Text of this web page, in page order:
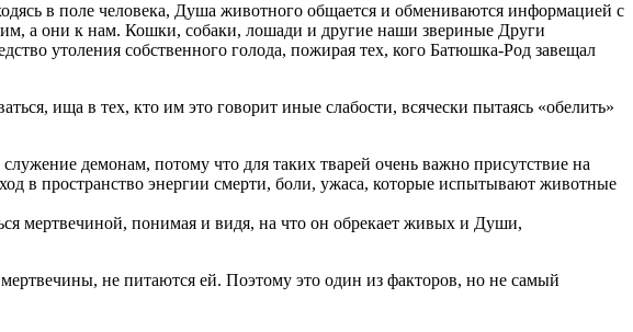
в поле человека, Душа животного общается и обмениваются информацией с
а они к нам. Кошки, собаки, лошади и другие наши звериные Други
утоления собственного голода, пожирая тех, кого Батюшка-Род завещал
ища в тех, кто им это говорит иные слабости, всячески пытаясь «обелить»
демонам, потому что для таких тварей очень важно присутствие на
в пространство энергии смерти, боли, ужаса, которые испытывают животные
мертвечиной, понимая и видя, на что он обрекает живых и Души,
не питаются ей. Поэтому это один из факторов, но не самый